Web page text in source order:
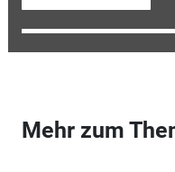
Mehr zum